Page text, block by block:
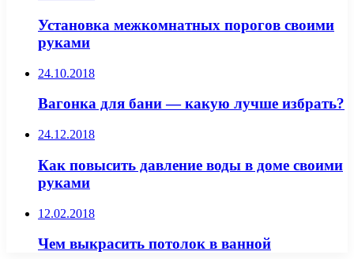
Установка межкомнатных порогов своими
руками
24.10.2018
Вагонка для бани — какую лучше избрать?
24.12.2018
Как повысить давление воды в доме своими
руками
12.02.2018
Чем выкрасить потолок в ванной